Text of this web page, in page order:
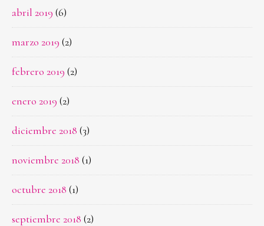
abril 2019 (6)
marzo 2019 (2)
febrero 2019 (2)
enero 2019 (2)
diciembre 2018 (3)
noviembre 2018 (1)
octubre 2018 (1)
septiembre 2018 (2)